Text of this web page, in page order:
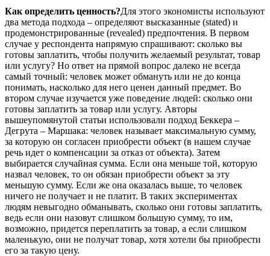
Как определить ценность?Для этого экономисты используют
два метода подхода – определяют высказанные (stated) и
продемонстрированные (revealed) предпочтения. В первом
случае у респондента напрямую спрашивают: сколько вы
готовы заплатить, чтобы получить желаемый результат, товар
или услугу? Но ответ на прямой вопрос далеко не всегда
самый точный: человек может обмануть или не до конца
понимать, насколько для него ценен данный предмет. Во
втором случае изучается уже поведение людей: сколько они
готовы заплатить за товар или услугу. Авторы
вышеупомянутой статьи использовали подход Беккера –
Дегрута – Маршака: человек называет максимальную сумму,
за которую он согласен приобрести объект (в нашем случае
речь идет о компенсации за отказ от объекта). Затем
выбирается случайная сумма. Если она меньше той, которую
назвал человек, то он обязан приобрести объект за эту
меньшую сумму. Если же она оказалась выше, то человек
ничего не получает и не платит. В таких экспериментах
людям невыгодно обманывать, сколько они готовы заплатить,
ведь если они назовут слишком большую сумму, то им,
возможно, придется переплатить за товар, а если слишком
маленькую, они не получат товар, хотя хотели бы приобрести
его за такую цену.